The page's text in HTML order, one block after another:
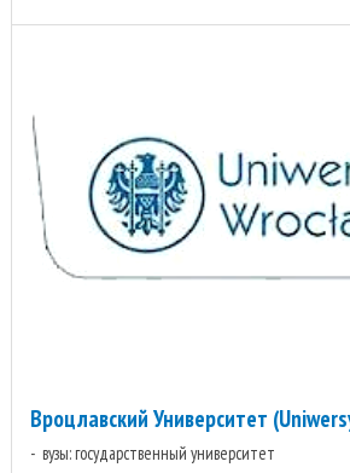
Вроцлавский Университет
вузы: государственный университет